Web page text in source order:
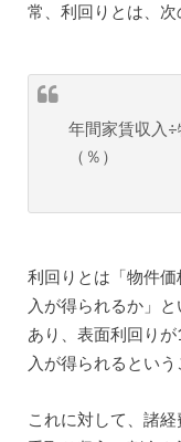
常、利回りとは、次
年間家賃収入
（％）
利回りとは「物件
入が得られるか」
あり、表面利回り
入が得られるという
これに対して、諸